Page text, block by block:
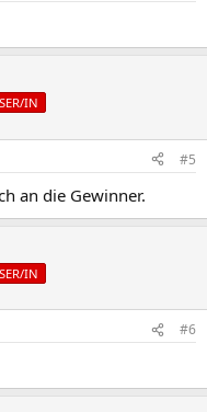
IN
#5
an die Gewinner.
IN
#6